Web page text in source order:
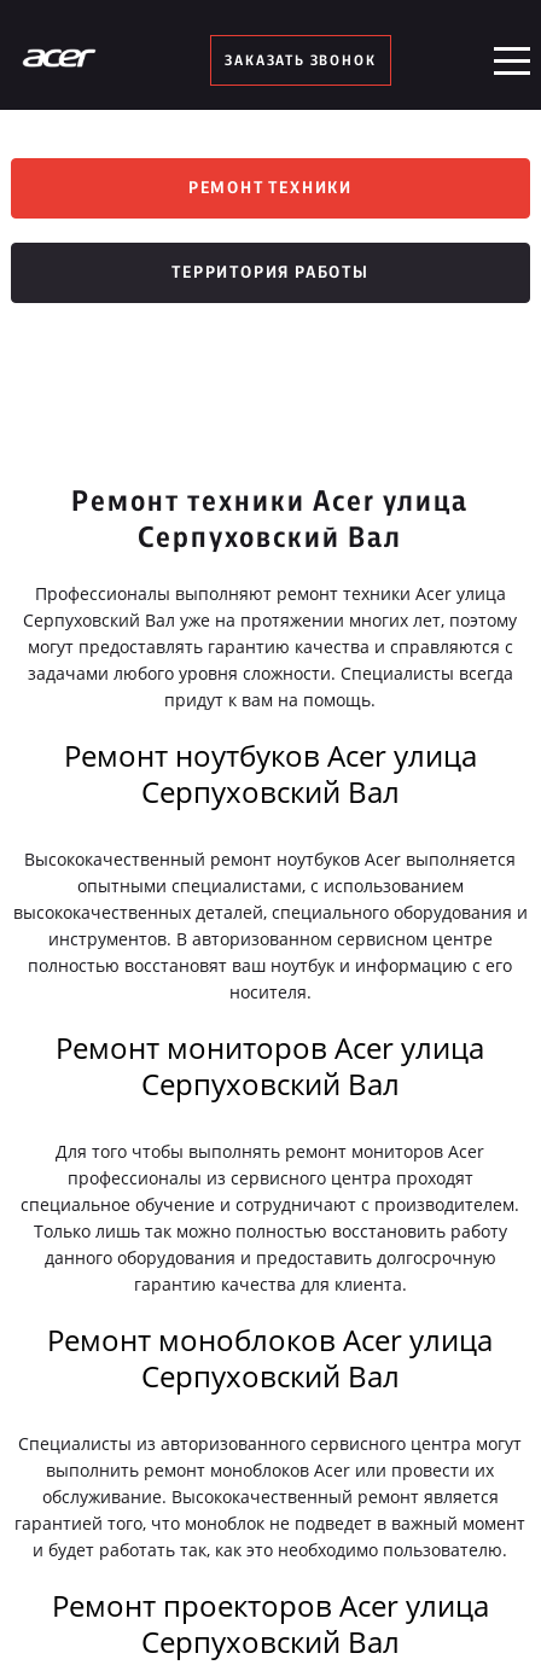
ЗАКАЗАТЬ ЗВОНОК
РЕМОНТ ТЕХНИКИ
ТЕРРИТОРИЯ РАБОТЫ
Ремонт техники Acer улица
Серпуховский Вал
Профессионалы выполняют ремонт техники Acer улица
Серпуховский Вал уже на протяжении многих лет, поэтому
могут предоставлять гарантию качества и справляются с
задачами любого уровня сложности. Специалисты всегда
придут к вам на помощь.
Ремонт ноутбуков Acer улица
Серпуховский Вал
Высококачественный ремонт ноутбуков Acer выполняется
опытными специалистами, с использованием
высококачественных деталей, специального оборудования и
инструментов. В авторизованном сервисном центре
полностью восстановят ваш ноутбук и информацию с его
носителя.
Ремонт мониторов Acer улица
Серпуховский Вал
Для того чтобы выполнять ремонт мониторов Acer
профессионалы из сервисного центра проходят
специальное обучение и сотрудничают с производителем.
Только лишь так можно полностью восстановить работу
данного оборудования и предоставить долгосрочную
гарантию качества для клиента.
Ремонт моноблоков Acer улица
Серпуховский Вал
Специалисты из авторизованного сервисного центра могут
выполнить ремонт моноблоков Acer или провести их
обслуживание. Высококачественный ремонт является
гарантией того, что моноблок не подведет в важный момент
и будет работать так, как это необходимо пользователю.
Ремонт проекторов Acer улица
Серпуховский Вал